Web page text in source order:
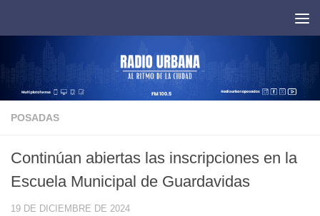
POSADAS
Continúan abiertas las inscripciones en la
Escuela Municipal de Guardavidas
19 DE DICIEMBRE DE 2024